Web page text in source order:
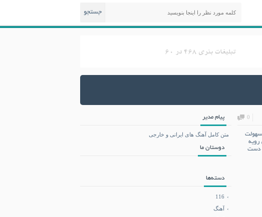
جستجو
0
و سهولت
رویه
دست
پیام مدیر
متن کامل آهنگ های ایرانی و خارجی
دوستان ما
دسته‌ها
116
آهنگ